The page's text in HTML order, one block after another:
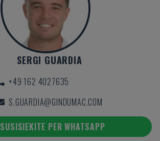
SERGI GUARDIA
+49 162 4027635
S.GUARDIA@GINDUMAC.COM
SUSISIEKITE PER WHATSAPP